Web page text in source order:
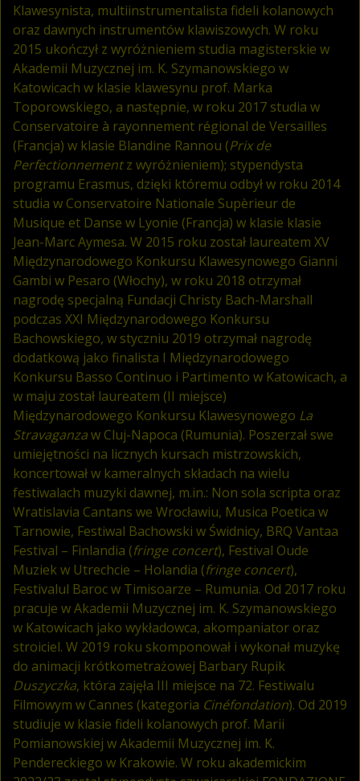
Klawesynista, multiinstrumentalista fideli kolanowych
oraz dawnych instrumentów klawiszowych. W roku
2015 ukończył z wyróżnieniem studia magisterskie w
Akademii Muzycznej im. K. Szymanowskiego w
Katowicach w klasie klawesynu prof. Marka
Toporowskiego, a następnie, w roku 2017 studia w
Conservatoire à rayonnement régional de Versailles
(Francja) w klasie Blandine Rannou (Prix de
Perfectionnementz wyróżnieniem); stypendysta
programu Erasmus, dzięki któremu odbył w roku 2014
studia w Conservatoire Nationale Supèrieur de
Musique et Danse w Lyonie (Francja) w klasie klasie
Jean-Marc Aymesa. W 2015 roku został laureatem XV
Międzynarodowego Konkursu Klawesynowego Gianni
Gambi w Pesaro (Włochy), w roku 2018 otrzymał
nagrodę specjalną Fundacji Christy Bach-Marshall
podczas XXI Międzynarodowego Konkursu
Bachowskiego, w styczniu 2019 otrzymał nagrodę
dodatkową jako finalista I Międzynarodowego
Konkursu Basso Continuo i Partimento w Katowicach, a
w maju został laureatem (II miejsce)
Międzynarodowego Konkursu Klawesynowego La
Stravaganzaw Cluj-Napoca (Rumunia). Poszerzał swe
umiejętności na licznych kursach mistrzowskich,
koncertował w kameralnych składach na wielu
festiwalach muzyki dawnej, m.in.: Non sola scripta oraz
Wratislavia Cantans we Wrocławiu, Musica Poetica w
Tarnowie, Festiwal Bachowski w Świdnicy, BRQ Vantaa
Festival – Finlandia (fringe concert), Festival Oude
Muziek w Utrechcie – Holandia (fringe concert),
Festivalul Baroc w Timisoarze – Rumunia. Od 2017 roku
pracuje w Akademii Muzycznej im. K. Szymanowskiego
w Katowicach jako wykładowca, akompaniator oraz
stroiciel. W 2019 roku skomponował i wykonał muzykę
do animacji krótkometrażowej Barbary Rupik
Duszyczka, która zajęła III miejsce na 72. Festiwalu
Filmowym w Cannes (kategoria Cinéfondation). Od 2019
studiuje w klasie fideli kolanowych prof. Marii
Pomianowskiej w Akademii Muzycznej im. K.
Pendereckiego w Krakowie. W roku akademickim